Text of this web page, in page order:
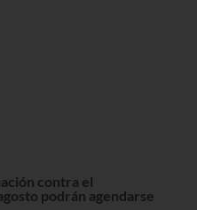
contra el
podrán agendarse